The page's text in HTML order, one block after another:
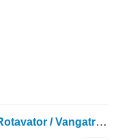
Bomet Bodenfräse / Rotary tiller / Rotavator / Vangatrice 3 m